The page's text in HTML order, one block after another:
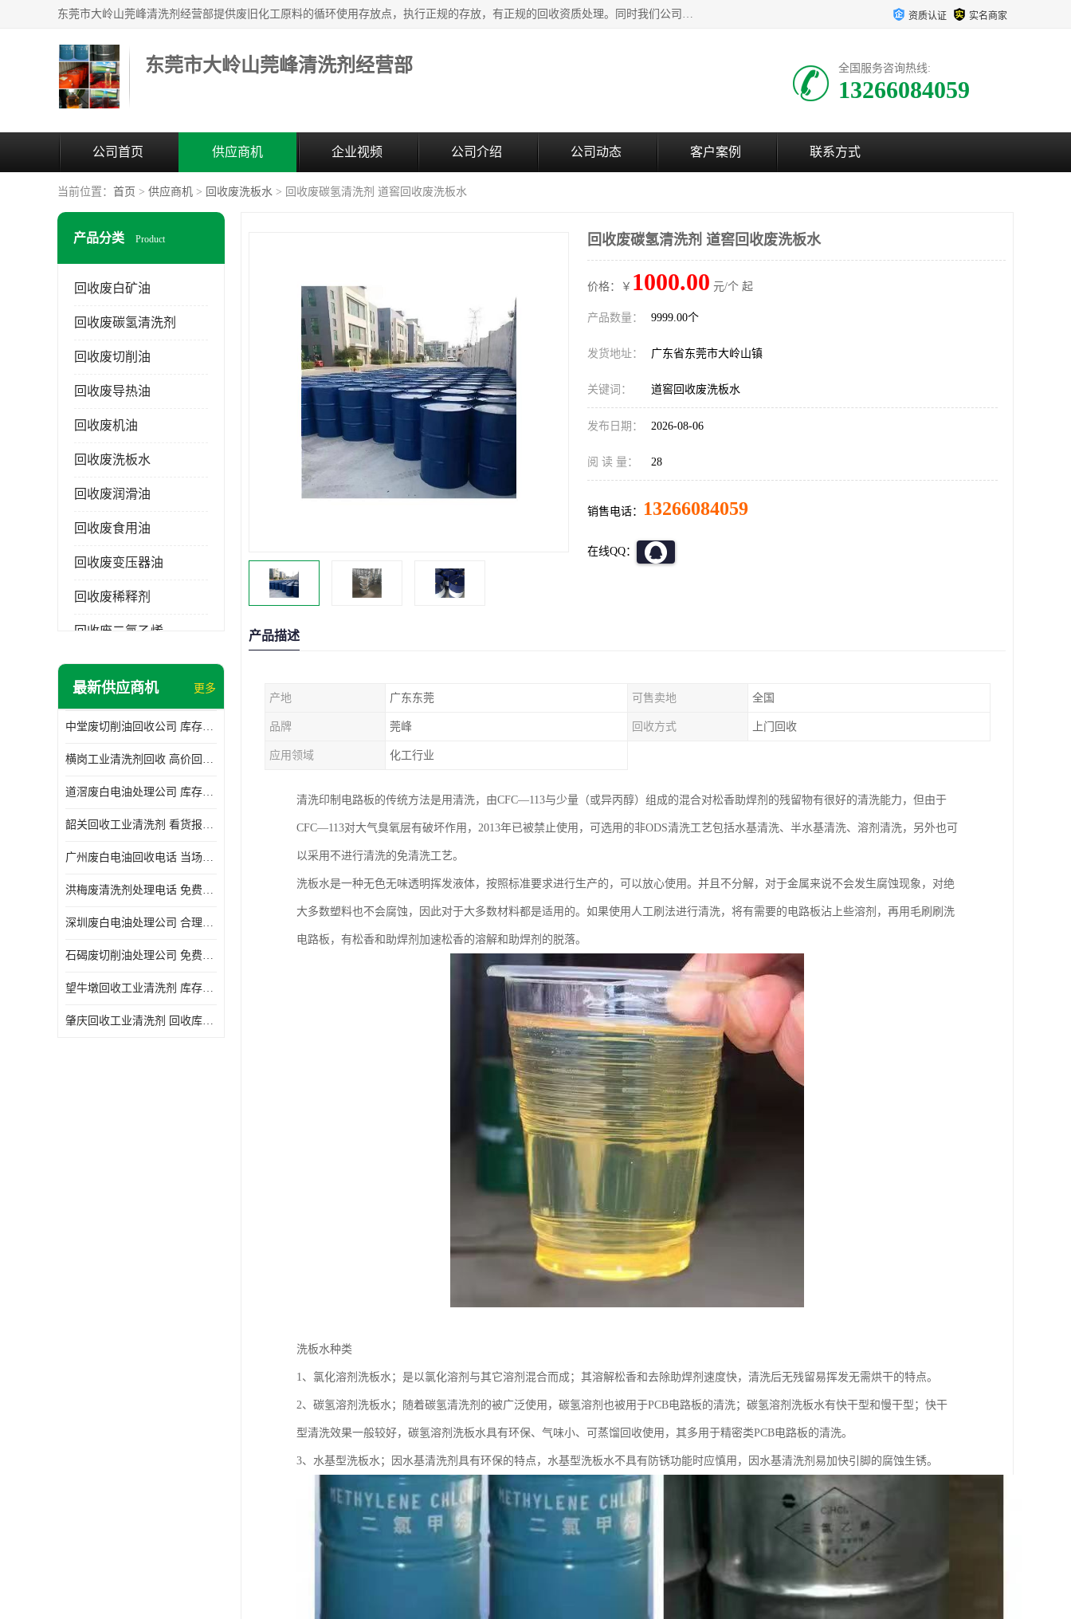
东莞市大岭山莞峰清洗剂经营部提供废旧化工原料的循环使用存放点，执行正规的存放，有正规的回收资质处理。同时我们公司批发零售回收级清洗剂，废液压油、废变压油、废清洗剂、脱模油、再生基础油，质量保证。 资质认证 实名商家
东莞市大岭山莞峰清洗剂经营部 全国服务咨询热线:
13266084059
公司首页 供应商机 企业视频 公司介绍 公司动态 客户案例 联系方式
当前位置： 首页 > 供应商机 > 回收废洗板水 > 回收废碳氢清洗剂 道窖回收废洗板水
产品分类 Product
回收废白矿油
回收废碳氢清洗剂
回收废切削油
回收废导热油
回收废机油
回收废洗板水
回收废润滑油
回收废食用油
回收废变压器油
回收废稀释剂
回收废二氯乙烯
回收废清洗剂
回收废三氯乙烯
回收废清洗液
最新供应商机 更多
中堂废切削油回收公司 库存积压回收 义乌市永峰贸易商行
横岗工业清洗剂回收 高价回收 量大量小均可
道滘废白电油处理公司 库存积压回收 量大量小均可
韶关回收工业清洗剂 看货报价 欢迎电话咨询
广州废白电油回收电话 当场结算 现款结算
洪梅废清洗剂处理电话 免费估价 大量尾货回收
深圳废白电油处理公司 合理估价 上门评估报价
石碣废切削油处理公司 免费估价 量大量小均可
望牛墩回收工业清洗剂 库存积压回收 大量尾货回收
肇庆回收工业清洗剂 回收库存 量大量小均可
回收废碳氢清洗剂 道窖回收废洗板水
价格：￥ 1000.00 元/个 起
产品数量： 9999.00个
发货地址： 广东省东莞市大岭山镇
关键词： 道窖回收废洗板水
发布日期： 2026-08-06
阅 读 量： 28
销售电话： 13266084059
在线QQ：
产品描述
产地 广东东莞 可售卖地 全国
品牌 莞峰 回收方式 上门回收
应用领域 化工行业
清洗印制电路板的传统方法是用清洗，由CFC—113与少量（或异丙醇）组成的混合对松香助焊剂的残留物有很好的清洗能力，但由于
CFC—113对大气臭氧层有破坏作用，2013年已被禁止使用，可选用的非ODS清洗工艺包括水基清洗、半水基清洗、溶剂清洗，另外也可
以采用不进行清洗的免清洗工艺。
洗板水是一种无色无味透明挥发液体，按照标准要求进行生产的，可以放心使用。并且不分解，对于金属来说不会发生腐蚀现象，对绝
大多数塑料也不会腐蚀，因此对于大多数材料都是适用的。如果使用人工刷法进行清洗，将有需要的电路板沾上些溶剂，再用毛刷刷洗
电路板，有松香和助焊剂加速松香的溶解和助焊剂的脱落。
洗板水种类
1、氯化溶剂洗板水；是以氯化溶剂与其它溶剂混合而成；其溶解松香和去除助焊剂速度快，清洗后无残留易挥发无需烘干的特点。
2、碳氢溶剂洗板水；随着碳氢清洗剂的被广泛使用，碳氢溶剂也被用于PCB电路板的清洗；碳氢溶剂洗板水有快干型和慢干型；快干
型清洗效果一般较好，碳氢溶剂洗板水具有环保、气味小、可蒸馏回收使用，其多用于精密类PCB电路板的清洗。
3、水基型洗板水；因水基清洗剂具有环保的特点，水基型洗板水不具有防锈功能时应慎用，因水基清洗剂易加快引脚的腐蚀生锈。